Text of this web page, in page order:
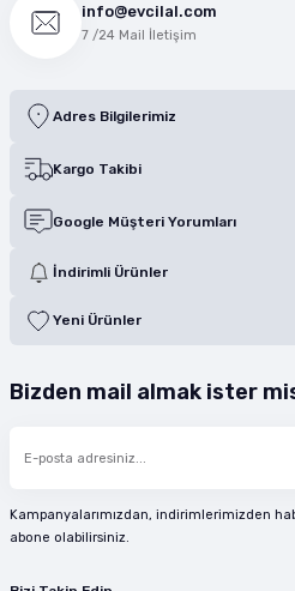
info@evcilal.com
7 /24 Mail İletişim
Adres Bilgilerimiz
Kargo Takibi
Google Müşteri Yorumları
İndirimli Ürünler
Yeni Ürünler
Bizden mail almak ister
Kampanyalarımızdan, indirimlerimizden
abone olabilirsiniz.